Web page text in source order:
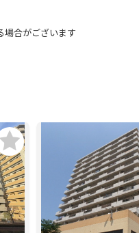
合がございます